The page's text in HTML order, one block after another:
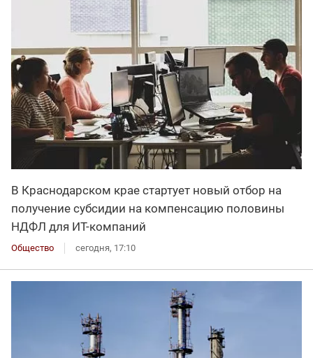
В Краснодарском крае стартует новый отбор на
получение субсидии на компенсацию половины
НДФЛ для ИT-компаний
Общество сегодня, 17:10